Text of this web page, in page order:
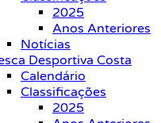
2025
Anos Anteriores
Notícias
Desportiva Costa
Calendário
Classificações
2025